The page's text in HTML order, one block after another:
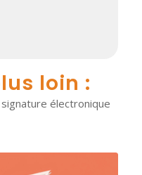
loin :
électronique